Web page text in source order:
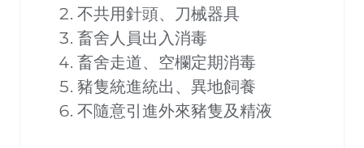
不共用針頭、刀械器具
畜舍人員出入消毒
畜舍走道、空欄定期消毒
豬隻統進統出、異地飼養
不隨意引進外來豬隻及精液